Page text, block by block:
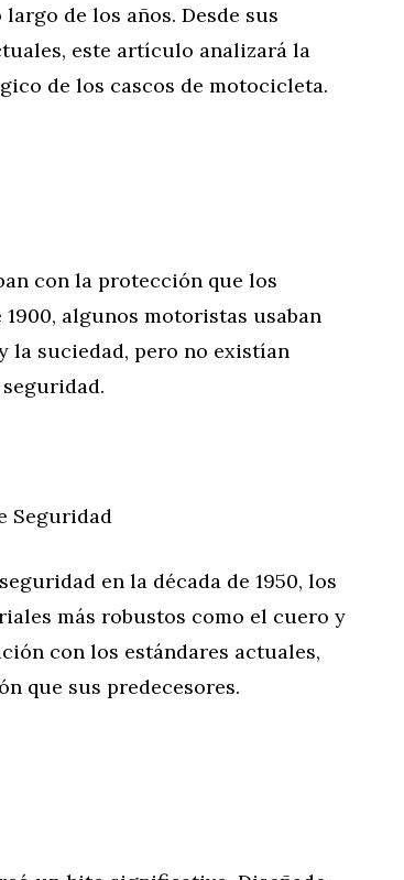
de los años. Desde sus
este artículo analizará la
de los cascos de motocicleta.
con la protección que los
algunos motoristas usaban
la suciedad, pero no existían
Seguridad
en la década de 1950, los
más robustos como el cuero y
con los estándares actuales,
que sus predecesores.